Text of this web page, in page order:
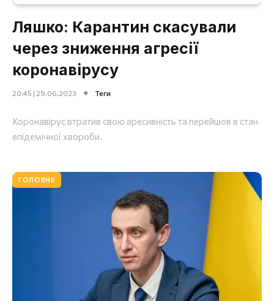
Ляшко: Карантин скасували
через зниження агресії
коронавірусу
20:45 | 29.06.2023 Теги
Коронавірус втратив свою аресивність та перейшов в стан
епідемічної хвороби.
ГОЛОВНЕ